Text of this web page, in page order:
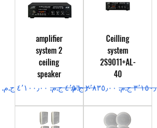
Ceilling
system
2S9011+AL-
40
عادي
سعر البيع
amplifier
system 2
ceiling
speaker
سعر عادي
سعر البيع